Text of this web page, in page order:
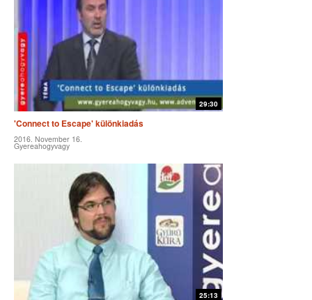
29:30
'Connect to Escape' különkiadás
2016. November 16.
Gyereahogyvagy
25:13